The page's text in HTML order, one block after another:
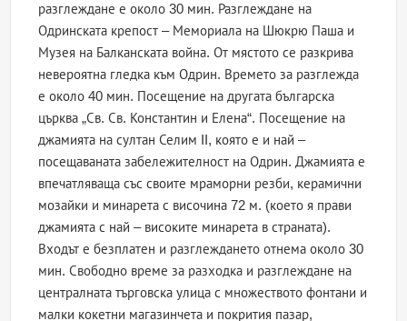
разглеждане е около 30 мин. Разглеждане на
Одринската крепост – Мемориала на Шюкрю Паша и
Музея на Балканската война. От мястото се разкрива
невероятна гледка към Одрин. Времето за разглежда
е около 40 мин. Посещение на другата българска
църква „Св. Св. Константин и Елена“. Посещение на
джамията на султан Селим II, която е и най –
посещаваната забележителност на Одрин. Джамията е
впечатляваща със своите мраморни резби, керамични
мозайки и минарета с височина 72 м. (което я прави
джамията с най – високите минарета в страната).
Входът е безплатен и разглеждането отнема около 30
мин. Свободно време за разходка и разглеждане на
централната търговска улица с множеството фонтани и
малки кокетни магазинчета и покрития пазар,